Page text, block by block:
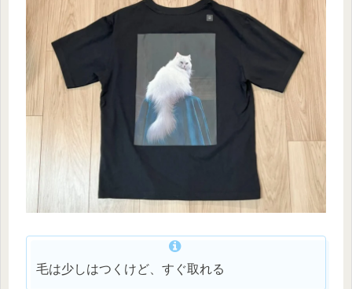
毛は少しはつくけど、すぐ取れる